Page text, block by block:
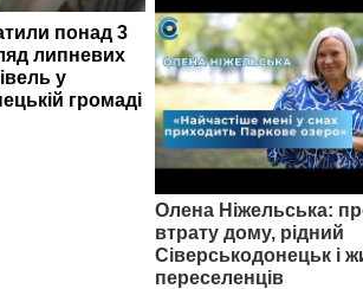
понад 3
липневих
у
громаді
Олена Ніжельська:
втрату дому, рідний
Сіверськодонецьк і
переселенців